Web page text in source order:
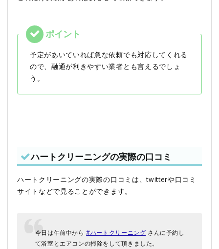
予定があいていれば急な依頼でも対応してくれる
ので、融通が利きやすい業者とも言えるでしょ
う。
ハートクリーニングの実際の口コミ
ハートクリーニングの実際の口コミは、twitterや口コミ
サイトなどで見ることができます。
今日は午前中から#ハートクリーニング さんに予約し
て浴室とエアコンの掃除をして頂きました。